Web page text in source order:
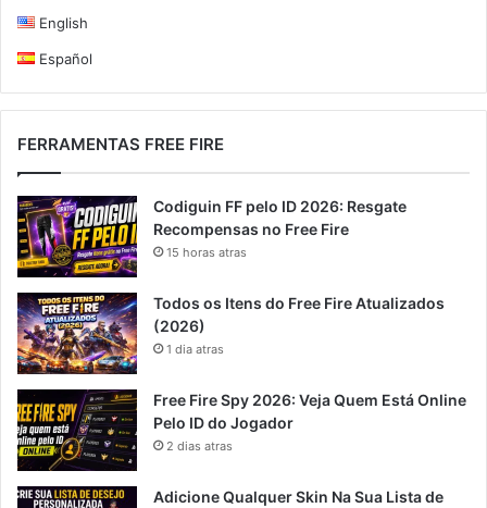
English
Español
FERRAMENTAS FREE FIRE
Codiguin FF pelo ID 2026: Resgate
Recompensas no Free Fire
15 horas atras
Todos os Itens do Free Fire Atualizados
(2026)
1 dia atras
Free Fire Spy 2026: Veja Quem Está Online
Pelo ID do Jogador
2 dias atras
Adicione Qualquer Skin Na Sua Lista de